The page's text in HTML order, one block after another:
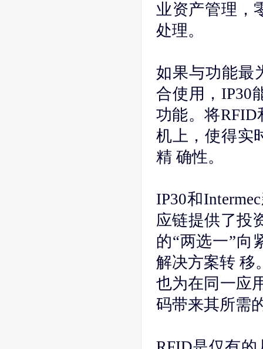
业资产管理，
处理。
如果与功能最
合使用，IP30
功能。将
机上，使得实
精 确性。
IP30和
应链提供了投
的“两选一”向
解决方案转 移
也为在同一应
码带来其所需